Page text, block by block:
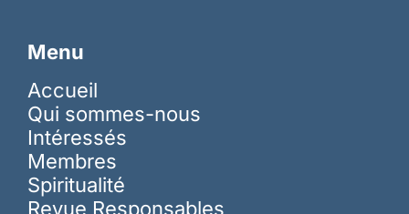
Menu
Accueil
Qui sommes-nous
Intéressés
Membres
Spiritualité
Revue Responsables